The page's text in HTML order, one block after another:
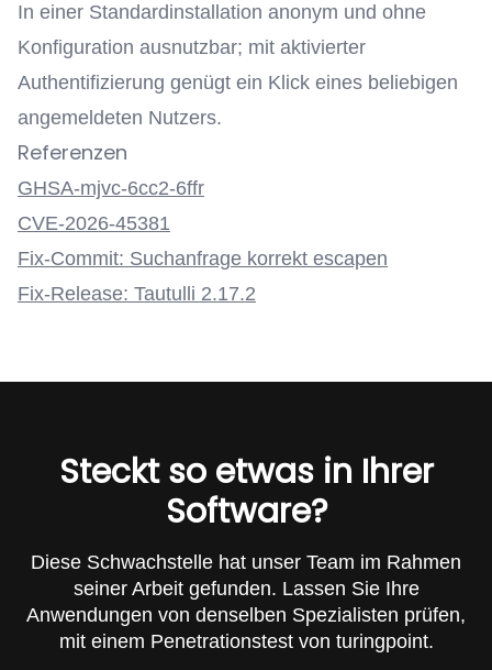
In einer Standardinstallation anonym und ohne
Konfiguration ausnutzbar; mit aktivierter
Authentifizierung genügt ein Klick eines beliebigen
angemeldeten Nutzers.
Referenzen
GHSA-mjvc-6cc2-6ffr
CVE-2026-45381
Fix-Commit: Suchanfrage korrekt escapen
Fix-Release: Tautulli 2.17.2
Steckt so etwas in Ihrer
Software?
Diese Schwachstelle hat unser Team im Rahmen
seiner Arbeit gefunden. Lassen Sie Ihre
Anwendungen von denselben Spezialisten prüfen,
mit einem Penetrationstest von turingpoint.